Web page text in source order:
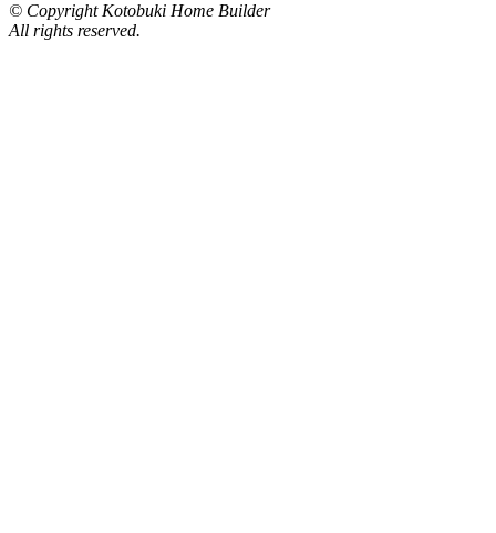
© Copyright Kotobuki Home Builder
All rights reserved.